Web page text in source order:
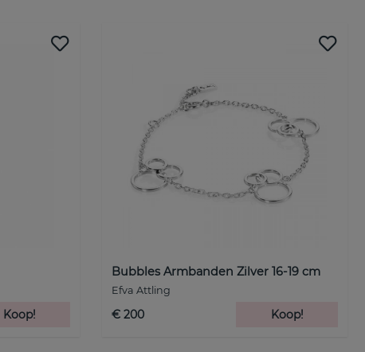
Koop!
Bubbles Armbanden Zilver 16-19 cm
Efva Attling
€ 200 Koop!